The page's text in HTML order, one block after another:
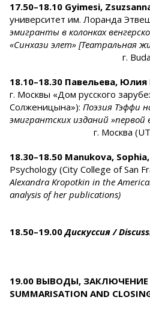
17.50–18.10 Gyimesi,
университет им. Лоранда
эмигранты в колонках
«Синхази элет» [Театральная
г. Budapest
18.10–18.30 Павельева, Юлия
г. Москвы «Дом русского
Солженицына»): Поэзия Тэффи
эмигрантских изданий »первой
г. Москва
18.30–18.50 Manukova, Sophia,
Psychology (City College of San
Alexandra Kropotkin in the
analysis of her publications)
г. San
18.50–19.00Дискуссия /
19.00 ВЫВОДЫ,
SUMMARISATION AND